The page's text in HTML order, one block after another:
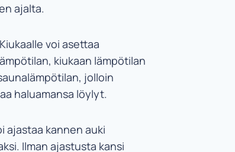
ajalta.
voi asettaa
kiukaan lämpötilan
jolloin
haluamansa löylyt.
ajastaa kannen auki
Ilman ajastusta kansi